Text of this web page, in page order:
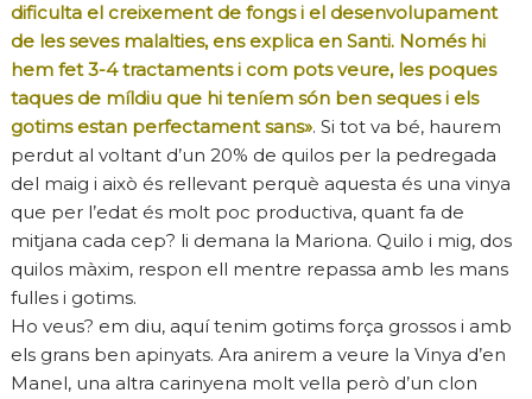
dificulta el creixement de fongs i el desenvolupament
de les seves malalties, ens explica en Santi. Només hi
hem fet 3-4 tractaments i com pots veure, les poques
taques de míldiu que hi teníem són ben seques i els
gotims estan perfectament sans». Si tot va bé, haurem
perdut al voltant d’un 20% de quilos per la pedregada
del maig i això és rellevant perquè aquesta és una vinya
que per l’edat és molt poc productiva, quant fa de
mitjana cada cep? li demana la Mariona. Quilo i mig, dos
quilos màxim, respon ell mentre repassa amb les mans
fulles i gotims.
Ho veus? em diu, aquí tenim gotims força grossos i amb
els grans ben apinyats. Ara anirem a veure la Vinya d’en
Manel, una altra carinyena molt vella però d’un clon